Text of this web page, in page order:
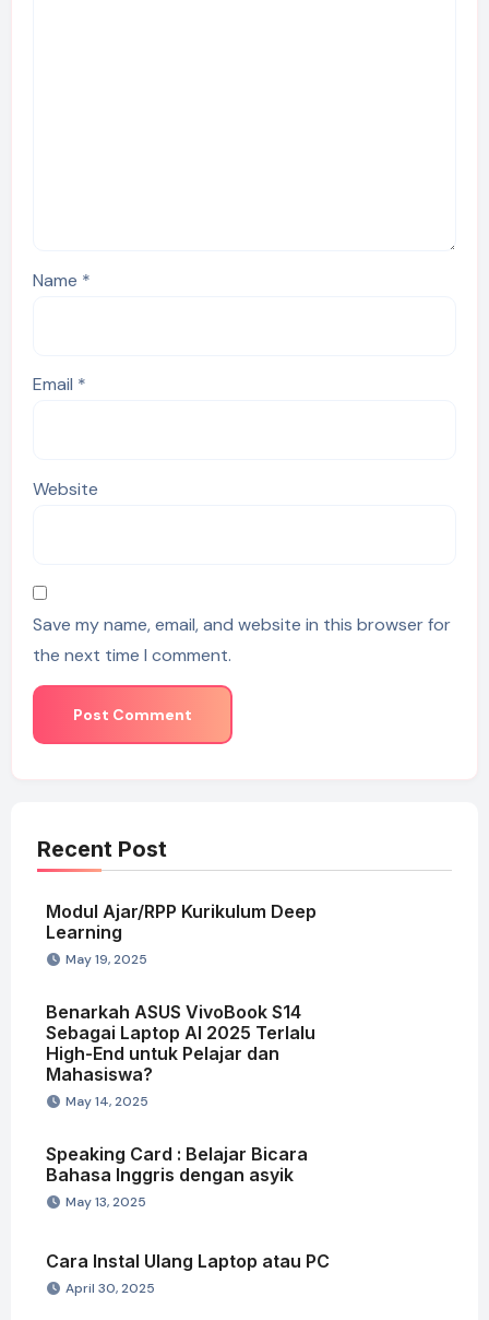
Name *
Email *
Website
Save my name, email, and website in this browser for
the next time I comment.
Recent Post
Modul Ajar/RPP Kurikulum Deep
Learning
May 19, 2025
Benarkah ASUS VivoBook S14
Sebagai Laptop AI 2025 Terlalu
High-End untuk Pelajar dan
Mahasiswa?
May 14, 2025
Speaking Card : Belajar Bicara
Bahasa Inggris dengan asyik
May 13, 2025
Cara Instal Ulang Laptop atau PC
April 30, 2025